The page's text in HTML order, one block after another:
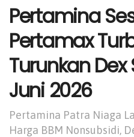
Pertamina
Pertamax
Turunkan Dex
Juni 2026
Pertamina Patra Niaga
Harga BBM Nonsubsidi,